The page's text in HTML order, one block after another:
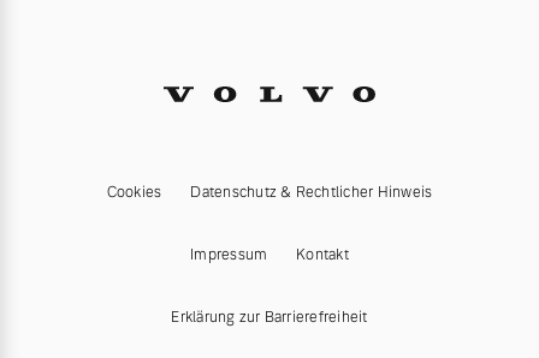
Cookies Datenschutz & Rechtlicher Hinweis
Impressum Kontakt
Erklärung zur Barrierefreiheit